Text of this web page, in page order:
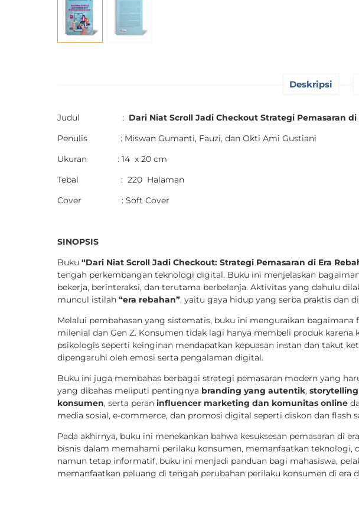
Deskripsi
Judul : Dari Niat Scroll Jadi Checkout Strategi Pemasaran di
Penulis : Miswan Gumanti, Fauzi, dan Okti Ami Gustiani
Ukuran : 14 x 20 cm
Tebal : 220 Halaman
Cover : Soft Cover
SINOPSIS
Buku “Dari Niat Scroll Jadi Checkout: Strategi Pemasaran di Era
tengah perkembangan teknologi digital. Buku ini menjelaskan
bekerja, berinteraksi, dan terutama berbelanja. Aktivitas yang dahulu
muncul istilah “era rebahan”, yaitu gaya hidup yang serba praktis dan
Melalui pembahasan yang sistematis, buku ini menguraikan
milenial dan Gen Z. Konsumen tidak lagi hanya membeli produk
psikologis seperti keinginan mendapatkan kepuasan instan dan takut
dipengaruhi oleh emosi serta pengalaman digital.
Buku ini juga membahas berbagai strategi pemasaran modern yang
yang dibahas meliputi pentingnya branding yang autentik,
konsumen, serta peran influencer marketing dan komunitas online
media sosial, e-commerce, dan promosi digital seperti diskon dan
Pada akhirnya, buku ini menekankan bahwa kesuksesan pemasaran
bisnis dalam memahami perilaku konsumen, memanfaatkan
namun tetap informatif, buku ini menjadi panduan bagi mahasiswa,
memanfaatkan peluang di tengah perubahan perilaku konsumen di era